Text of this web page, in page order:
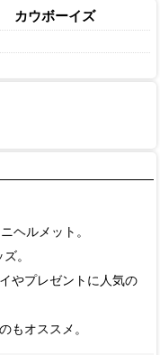
カウボーイズ
ヘルメット。
。
やプレゼントに人気の
もオススメ。